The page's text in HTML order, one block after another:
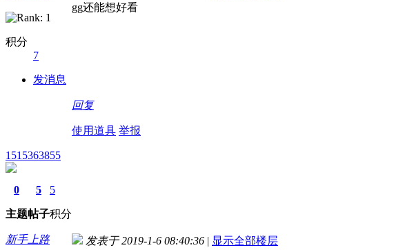
积分
7
发消息
gg还能想好看
回复
使用道具 举报
1515363855
0
主题
5
帖子
5
积分
新手上路 发表于 2019-1-6 08:40:36 | 显示全部楼层